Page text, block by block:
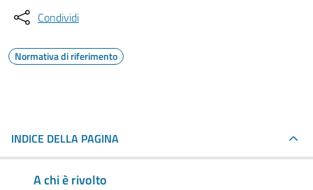
Condividi
Normativa di riferimento
INDICE DELLA PAGINA
A chi è rivolto